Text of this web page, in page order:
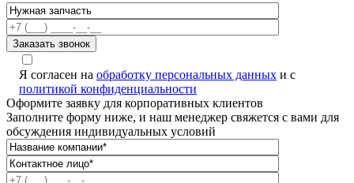
Я согласен на обработку персональных данных и с
политикой конфиденциальности
Оформите заявку для корпоративных клиентов
Заполните форму ниже, и наш менеджер свяжется с вами для
обсуждения индивидуальных условий